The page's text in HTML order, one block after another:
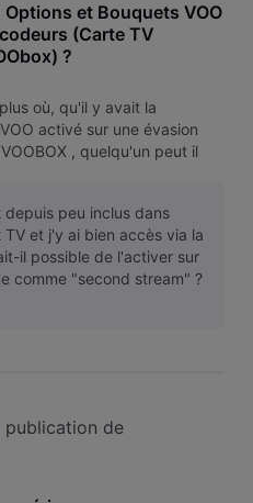
Options et Bouquets VOO
(Carte TV
?
où, qu'il y avait la
activé sur une évasion
, quelqu'un peut il
depuis peu inclus dans
TV et j'y ai bien accès via la
il possible de l'activer sur
comme "second stream" ?
publication de